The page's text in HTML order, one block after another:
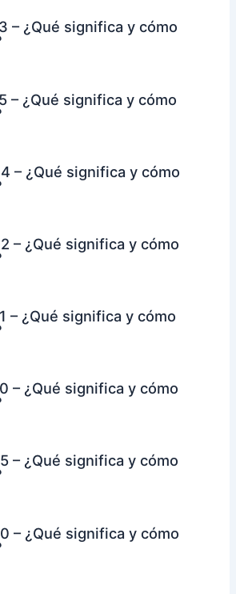
– ¿Qué significa y cómo
– ¿Qué significa y cómo
– ¿Qué significa y cómo
– ¿Qué significa y cómo
– ¿Qué significa y cómo
– ¿Qué significa y cómo
– ¿Qué significa y cómo
– ¿Qué significa y cómo